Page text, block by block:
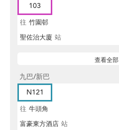
103
往 竹園邨
聖佐治大廈 站
查看全部
九巴/新巴
N121
往 牛頭角
富豪東方酒店 站